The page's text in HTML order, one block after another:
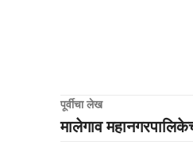
पूर्वीचा लेख
मालेगाव